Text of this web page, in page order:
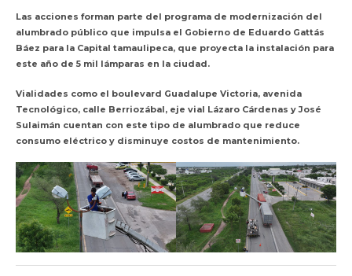
Las acciones forman parte del programa de modernización del
alumbrado público que impulsa el Gobierno de Eduardo Gattás
Báez para la Capital tamaulipeca, que proyecta la instalación para
este año de 5 mil lámparas en la ciudad.
Vialidades como el boulevard Guadalupe Victoria, avenida
Tecnológico, calle Berriozábal, eje vial Lázaro Cárdenas y José
Sulaimán cuentan con este tipo de alumbrado que reduce
consumo eléctrico y disminuye costos de mantenimiento.